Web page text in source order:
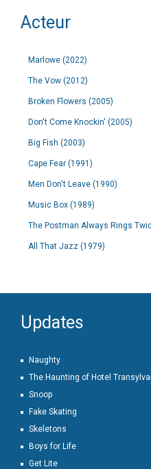
Acteur
Marlowe (2022)
The Vow (2012)
Broken Flowers (2005)
Don't Come Knockin' (2005)
Big Fish (2003)
Cape Fear (1991)
Men Don't Leave (1990)
Music Box (1989)
The Postman Always Rings
All That Jazz (1979)
Updates
Naughty
The Haunting of Hotel
Snoop
Fake Skating
Skeletons
Boys for Life
Get Lite